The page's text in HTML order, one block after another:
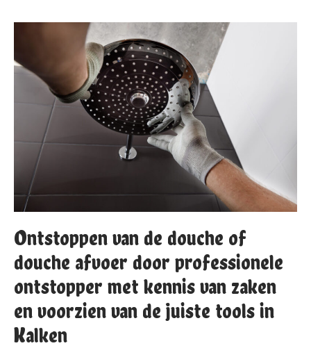
Ontstoppen van de douche of
douche afvoer door professionele
ontstopper met kennis van zaken
en voorzien van de juiste tools in
Kalken